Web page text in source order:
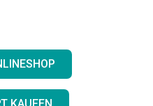
KAUFEN